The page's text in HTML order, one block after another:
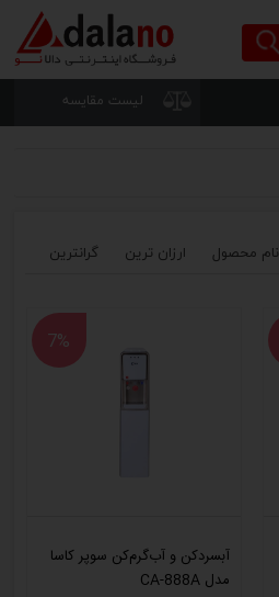
لیست مقایسه
نام محصول ارزان ترین گرانترین
7%
آبسردکن و آب‌گرم‌کن سوپر کاسا
مدل CA-888A